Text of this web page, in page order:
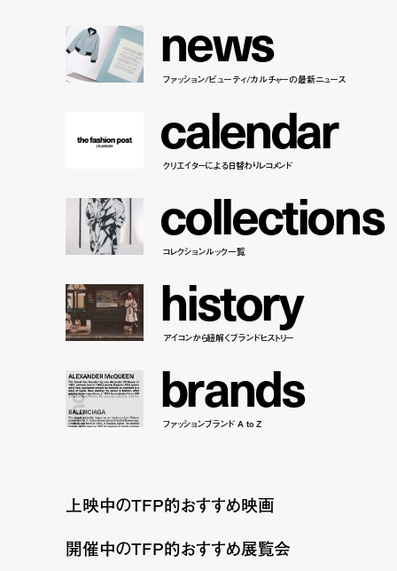
news
ファッション/ビューティ/カルチャーの最新ニュース
calendar
クリエイターによる日替わりレコメンド
collections
コレクションルック一覧
history
アイコンから紐解くブランドヒストリー
brands
ファッションブランド A to Z
上映中のTFP的おすすめ映画
開催中のTFP的おすすめ展覧会